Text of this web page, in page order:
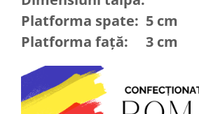
Platforma spate: 5 cm
Platforma față: 3 cm